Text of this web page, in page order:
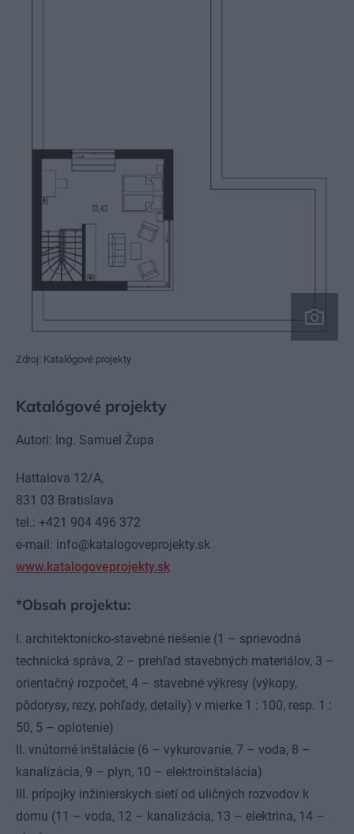
Zdroj: Katalógové projekty
Katalógové projekty
Autori: Ing. Samuel Župa
Hattalova 12/A,
831 03 Bratislava
tel.: +421 904 496 372
e-mail: info@katalogoveprojekty.sk
www.katalogoveprojekty.sk
*Obsah projektu:
I. architektonicko-stavebné riešenie (1 – sprievodná
technická správa, 2 – prehľad stavebných materiálov, 3 –
orientačný rozpočet, 4 – stavebné výkresy (výkopy,
pôdorysy, rezy, pohľady, detaily) v mierke 1 : 100, resp. 1 :
50, 5 – oplotenie)
II. vnútorné inštalácie (6 – vykurovanie, 7 – voda, 8 –
kanalizácia, 9 – plyn, 10 – elektroinštalácia)
III. prípojky inžinierskych sietí od uličných rozvodov k
domu (11 – voda, 12 – kanalizácia, 13 – elektrina, 14 –